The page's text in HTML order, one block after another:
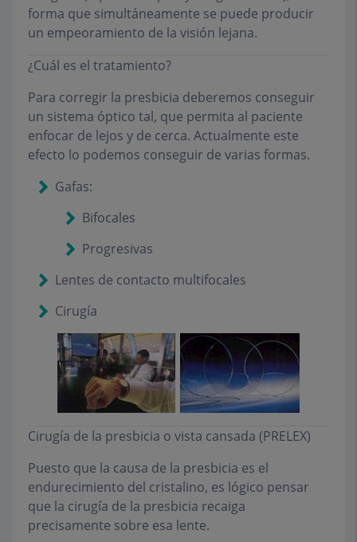
forma que simultáneamente se puede producir
un empeoramiento de la visión lejana.
¿Cuál es el tratamiento?
Para corregir la presbicia deberemos conseguir
un sistema óptico tal, que permita al paciente
enfocar de lejos y de cerca. Actualmente este
efecto lo podemos conseguir de varias formas.
Gafas:
Bifocales
Progresivas
Lentes de contacto multifocales
Cirugía
Cirugía de la presbicia o vista cansada (PRELEX)
Puesto que la causa de la presbicia es el
endurecimiento del cristalino, es lógico pensar
que la cirugía de la presbicia recaiga
precisamente sobre esa lente.